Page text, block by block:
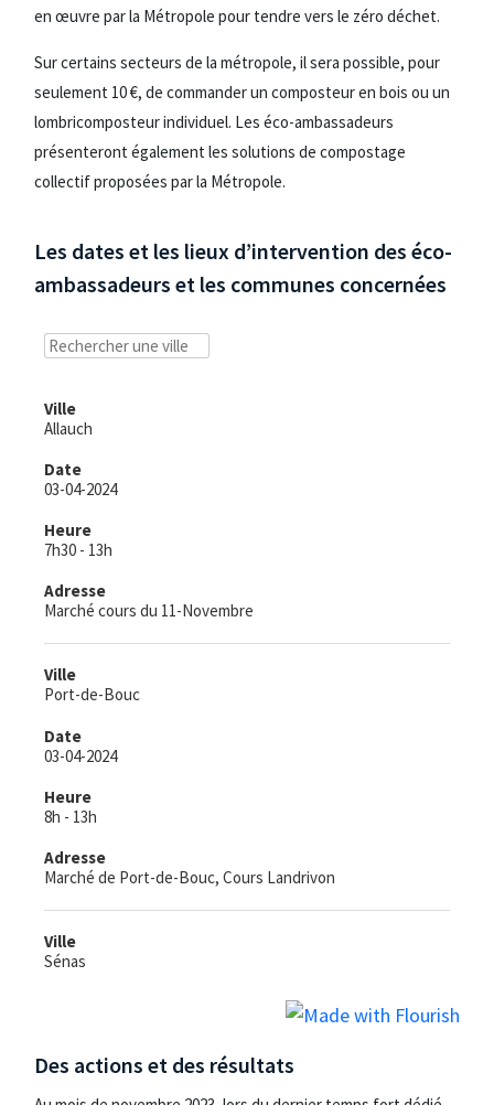
en œuvre par la Métropole pour tendre vers le zéro déchet.
Sur certains secteurs de la métropole, il sera possible, pour
seulement 10 €, de commander un composteur en bois ou un
lombricomposteur individuel. Les éco-ambassadeurs
présenteront également les solutions de compostage
collectif proposées par la Métropole.
Les dates et les lieux d’intervention des éco-
ambassadeurs et les communes concernées
Des actions et des résultats